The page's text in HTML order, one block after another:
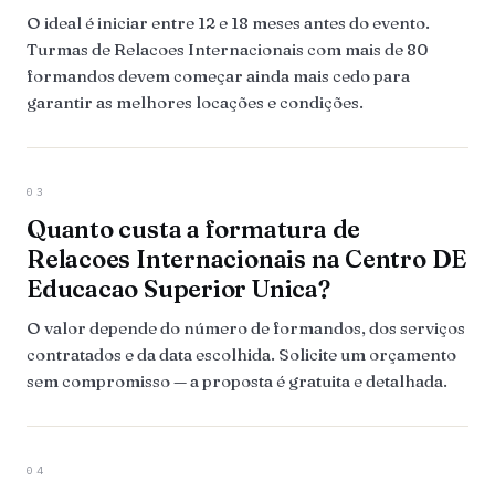
O ideal é iniciar entre 12 e 18 meses antes do evento.
Turmas de Relacoes Internacionais com mais de 80
formandos devem começar ainda mais cedo para
garantir as melhores locações e condições.
03
Quanto custa a formatura de
Relacoes Internacionais na Centro DE
Educacao Superior Unica?
O valor depende do número de formandos, dos serviços
contratados e da data escolhida. Solicite um orçamento
sem compromisso — a proposta é gratuita e detalhada.
04